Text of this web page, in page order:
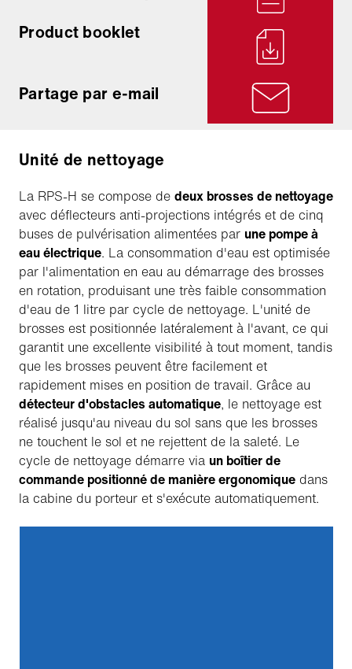
Product booklet
Partage par e-mail
Unité de nettoyage
La RPS-H se compose de deux brosses de nettoyage
avec déflecteurs anti-projections intégrés et de cinq
buses de pulvérisation alimentées par une pompe à
eau électrique. La consommation d'eau est optimisée
par l'alimentation en eau au démarrage des brosses
en rotation, produisant une très faible consommation
d'eau de 1 litre par cycle de nettoyage. L'unité de
brosses est positionnée latéralement à l'avant, ce qui
garantit une excellente visibilité à tout moment, tandis
que les brosses peuvent être facilement et
rapidement mises en position de travail. Grâce au
détecteur d'obstacles automatique, le nettoyage est
réalisé jusqu'au niveau du sol sans que les brosses
ne touchent le sol et ne rejettent de la saleté. Le
cycle de nettoyage démarre via un boîtier de
commande positionné de manière ergonomique dans
la cabine du porteur et s'exécute automatiquement.